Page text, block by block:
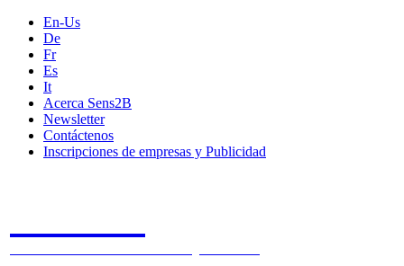
En-Us
De
Fr
Es
It
Acerca Sens2B
Newsletter
Contáctenos
Inscripciones de empresas y Publicidad